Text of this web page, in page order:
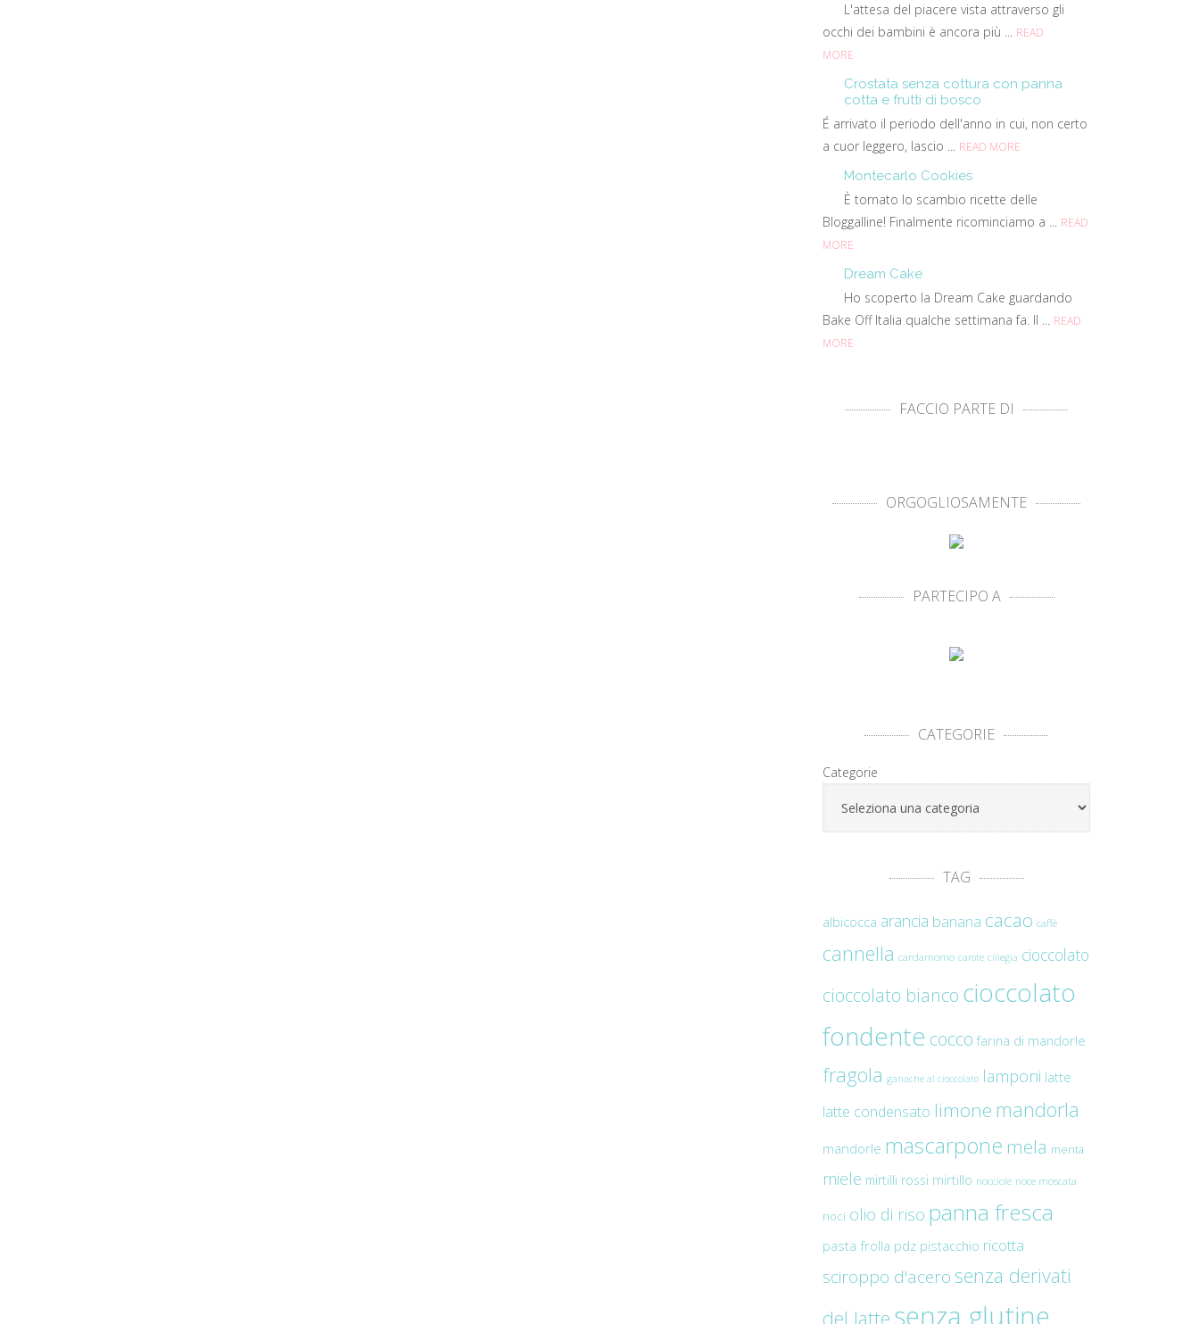
L'attesa del piacere vista attraverso gli
occhi dei bambini è ancora più ... READ
MORE
Crostata senza cottura con panna
cotta e frutti di bosco
É arrivato il periodo dell'anno in cui, non certo
a cuor leggero, lascio ... READ MORE
Montecarlo Cookies
È tornato lo scambio ricette delle
Bloggalline! Finalmente ricominciamo a ... READ
MORE
Dream Cake
Ho scoperto la Dream Cake guardando
Bake Off Italia qualche settimana fa. Il ... READ
MORE
FACCIO PARTE DI
ORGOGLIOSAMENTE
PARTECIPO A
CATEGORIE
Categorie
TAG
albicocca arancia banana cacao caffè
cannella cardamomo carote ciliegia cioccolato
cioccolato bianco cioccolato
fondente cocco farina di mandorle
fragola ganache al cioccolato lamponi latte
latte condensato limone mandorla
mandorle mascarpone mela menta
miele mirtilli rossi mirtillo nocciole noce moscata
noci olio di riso panna fresca
pasta frolla pdz pistacchio ricotta
sciroppo d'acero senza derivati
del latte senza glutine